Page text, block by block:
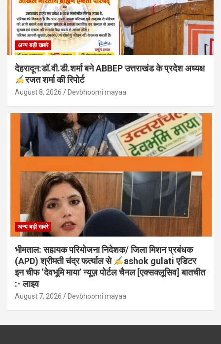
अन्य बड़ी खबरे
देहरादून:डॉ.वी.डी.शर्मा बने ABBEP उत्तराखंड के प्रदेश अध्यक्ष
रजत शर्मा की रिपोर्ट
August 8, 2026 Devbhoomi mayaa
अन्य बड़ी खबरे
भीमताल: सहायक परियोजना निदेशक/ जिला मिशन प्रबंधक
(APD) श्रीमती चंद्र फर्त्याल से
ashok gulati एडिटर
इन चीफ ‘देवभूमि माया’ न्यूज़ पोर्टल चैनल [एक्सक्लूसिव] बातचीत
:- लाइव
August 7, 2026 Devbhoomi mayaa